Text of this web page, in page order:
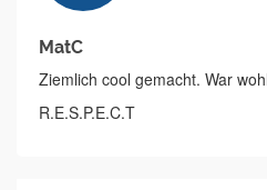
MatC
Ziemlich cool gemacht. War
R.E.S.P.E.C.T